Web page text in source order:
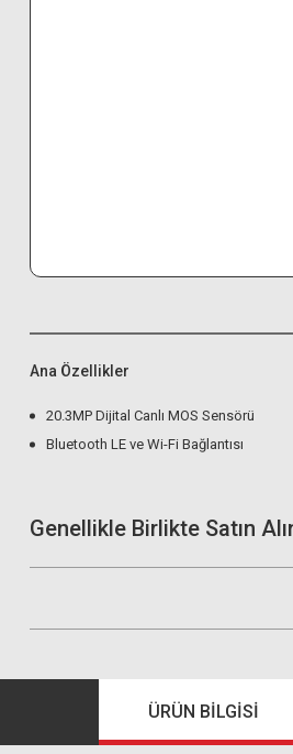
Ana Özellikler
20.3MP Dijital Canlı MOS Sensörü
Bluetooth LE ve Wi-Fi Bağlantısı
Genellikle Birlikte Satın
ÜRÜN BILGISI